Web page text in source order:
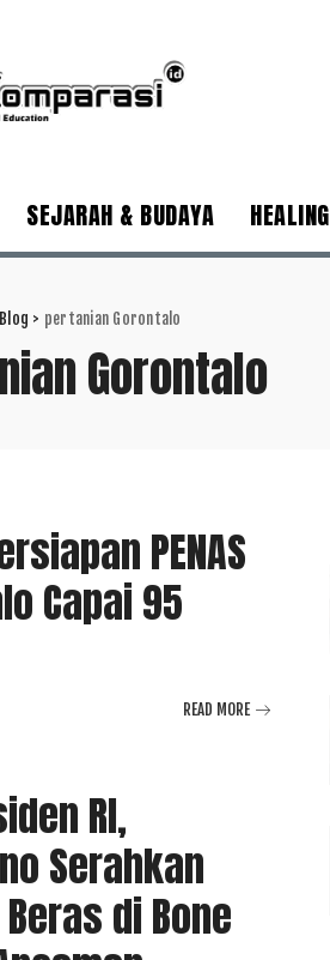
SEJARAH & BUDAYA HEALING
Blog > pertanian Gorontalo
Gorontalo
PENAS
Capai 95
READ MORE
RI,
Serahkan
di Bone